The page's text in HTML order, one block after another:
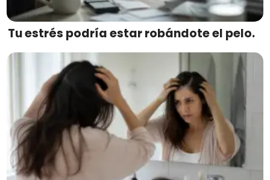
Tu estrés podría estar robándote el pelo.